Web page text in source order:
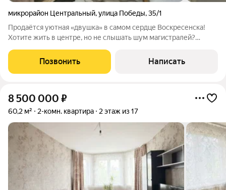
микрорайон Центральный,улица Победы,35/1
Продаётся уютная «двушка» в самом сердце Воскресенска!
Хотите жить в центре, но не слышать шум магистралей?
соседями и чистым подъездом. Две изолированные комнаты
каждый член семьи сможет
Позвонить Написать
8 500 000 ₽
60,2 м² 2-комн. квартира 2 этаж из 17